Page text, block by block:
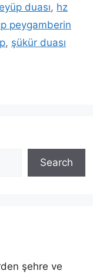
duası, hz
peygamberin
, şükür duası
Search
şehre ve